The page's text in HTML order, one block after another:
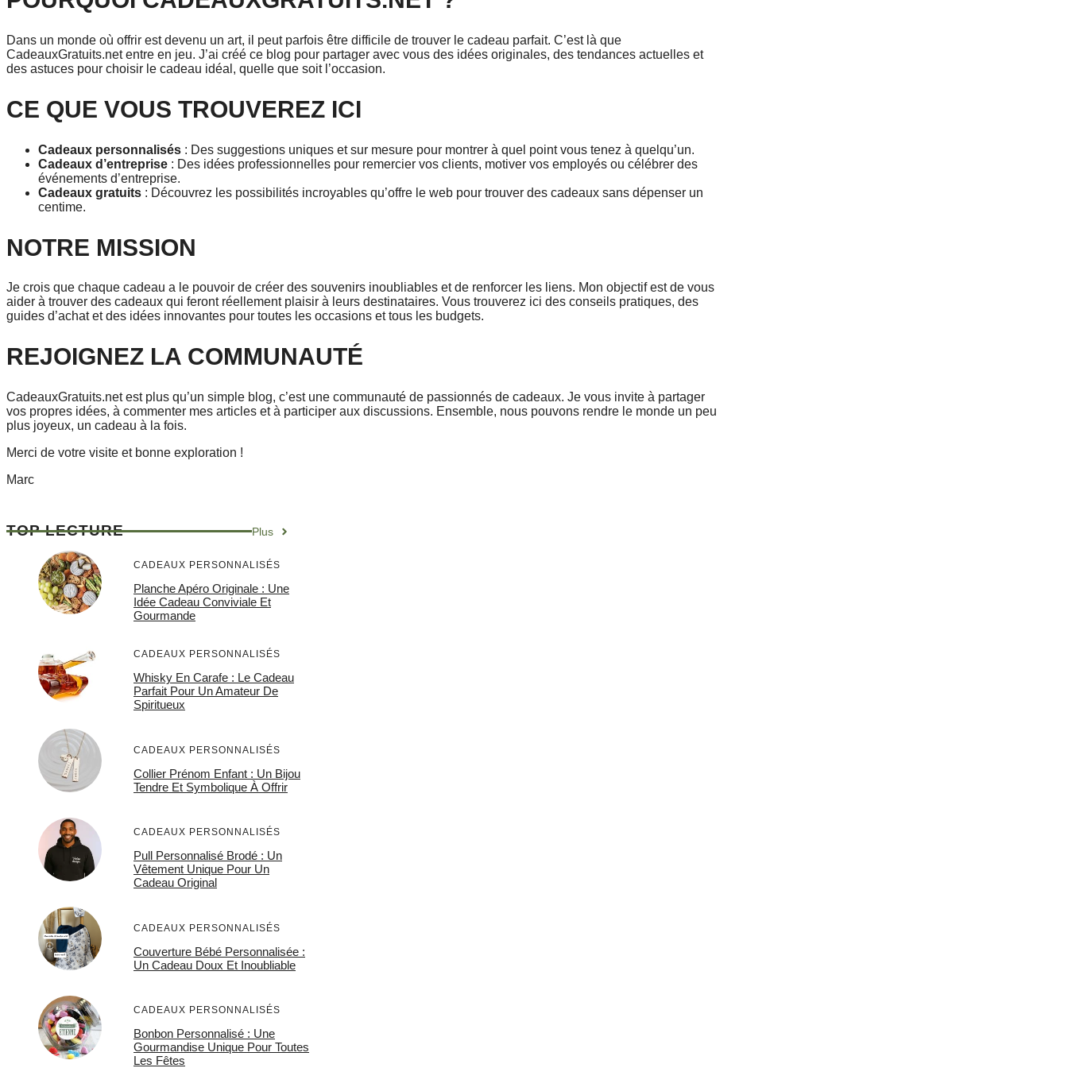
Dans un monde où offrir est devenu un art, il peut parfois être difficile de trouver le cadeau parfait. C’est là que
CadeauxGratuits.net entre en jeu. J’ai créé ce blog pour partager avec vous des idées originales, des tendances actuelles et
des astuces pour choisir le cadeau idéal, quelle que soit l’occasion.
CE QUE VOUS TROUVEREZ ICI
Cadeaux personnalisés : Des suggestions uniques et sur mesure pour montrer à quel point vous tenez à quelqu’un.
Cadeaux d’entreprise : Des idées professionnelles pour remercier vos clients, motiver vos employés ou célébrer des
événements d’entreprise.
Cadeaux gratuits : Découvrez les possibilités incroyables qu’offre le web pour trouver des cadeaux sans dépenser un
centime.
NOTRE MISSION
Je crois que chaque cadeau a le pouvoir de créer des souvenirs inoubliables et de renforcer les liens. Mon objectif est de vous
aider à trouver des cadeaux qui feront réellement plaisir à leurs destinataires. Vous trouverez ici des conseils pratiques, des
guides d’achat et des idées innovantes pour toutes les occasions et tous les budgets.
REJOIGNEZ LA COMMUNAUTÉ
CadeauxGratuits.net est plus qu’un simple blog, c’est une communauté de passionnés de cadeaux. Je vous invite à partager
vos propres idées, à commenter mes articles et à participer aux discussions. Ensemble, nous pouvons rendre le monde un peu
plus joyeux, un cadeau à la fois.
Merci de votre visite et bonne exploration !
Marc
TOP LECTURE Plus
CADEAUX PERSONNALISÉS
Planche Apéro Originale : Une
Idée Cadeau Conviviale Et
Gourmande
CADEAUX PERSONNALISÉS
Whisky En Carafe : Le Cadeau
Parfait Pour Un Amateur De
Spiritueux
CADEAUX PERSONNALISÉS
Collier Prénom Enfant : Un Bijou
Tendre Et Symbolique À Offrir
CADEAUX PERSONNALISÉS
Pull Personnalisé Brodé : Un
Vêtement Unique Pour Un
Cadeau Original
CADEAUX PERSONNALISÉS
Couverture Bébé Personnalisée :
Un Cadeau Doux Et Inoubliable
CADEAUX PERSONNALISÉS
Bonbon Personnalisé : Une
Gourmandise Unique Pour Toutes
Les Fêtes